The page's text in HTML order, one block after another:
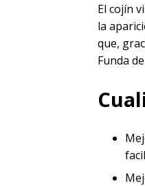
El cojín
la
que,
Funda